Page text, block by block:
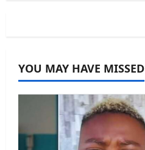
YOU MAY HAVE MISSED